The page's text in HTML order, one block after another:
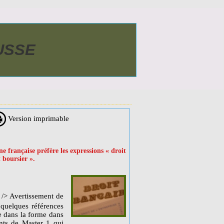
Version imprimable
préfère les expressions « droit
boursier ».